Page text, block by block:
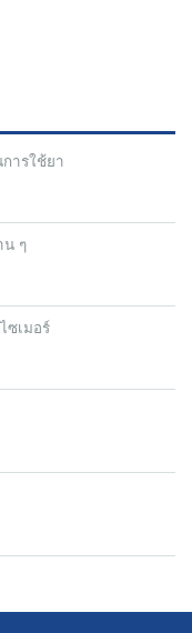
ารใช้ยา
น ๆ
ซเมอร์